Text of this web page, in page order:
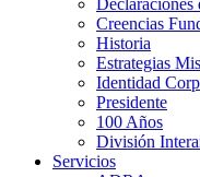
Declaraciones
Creencias
Historia
Estrategias
Identidad
Presidente
100 Años
División
Servicios